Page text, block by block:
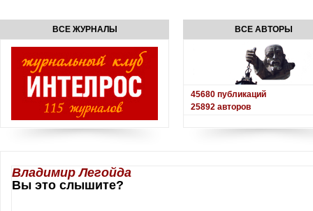
ВСЕ ЖУРНАЛЫ ВСЕ АВТОРЫ
45680 публикаций
25892 авторов
Владимир Легойда
Вы это слышите?